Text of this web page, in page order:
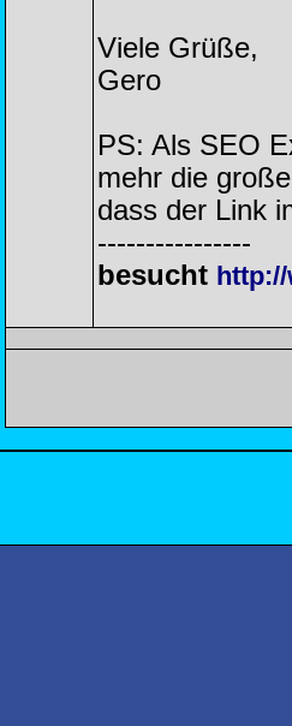
Viele Grüße,
Gero
PS: Als SEO
mehr die
dass der Link
----------------
besucht